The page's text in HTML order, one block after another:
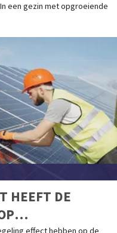
een gezin met opgroeiende
HEEFT DE
effect hebben op de